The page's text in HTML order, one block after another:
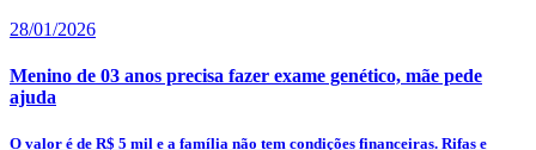
28/01/2026
Menino de 03 anos precisa fazer exame genético, mãe pede
ajuda
O valor é de R$ 5 mil e a família não tem condições financeiras. Rifas e